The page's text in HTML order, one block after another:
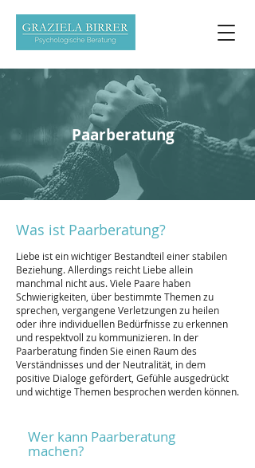
Paarberatung
Was ist Paarberatung?
Liebe ist ein wichtiger Bestandteil einer stabilen
Beziehung. Allerdings reicht Liebe allein
manchmal nicht aus. Viele Paare haben
Schwierigkeiten, über bestimmte Themen zu
sprechen, vergangene Verletzungen zu heilen
oder ihre individuellen Bedürfnisse zu erkennen
und respektvoll zu kommunizieren. In der
Paarberatung finden Sie einen Raum des
Verständnisses und der Neutralität, in dem
positive Dialoge gefördert, Gefühle ausgedrückt
und wichtige Themen besprochen werden können.
Wer kann Paarberatung
machen?